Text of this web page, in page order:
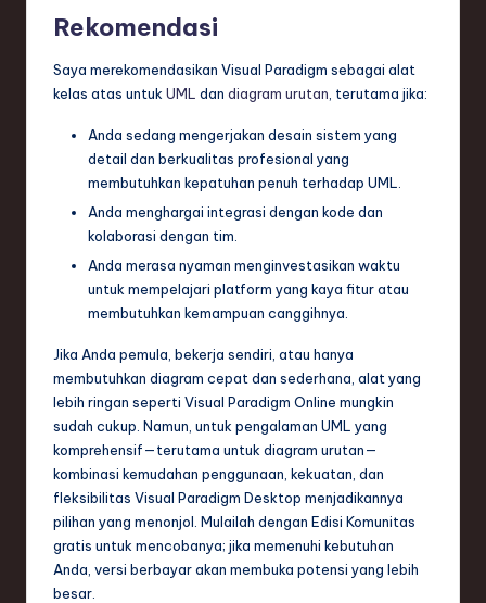
Rekomendasi
Saya merekomendasikan Visual Paradigm sebagai alat
kelas atas untuk UML dan diagram urutan , terutama jika:
Anda sedang mengerjakan desain sistem yang
detail dan berkualitas profesional yang
membutuhkan kepatuhan penuh terhadap UML.
Anda menghargai integrasi dengan kode dan
kolaborasi dengan tim.
Anda merasa nyaman menginvestasikan waktu
untuk mempelajari platform yang kaya fitur atau
membutuhkan kemampuan canggihnya.
Jika Anda pemula, bekerja sendiri, atau hanya
membutuhkan diagram cepat dan sederhana, alat yang
lebih ringan seperti Visual Paradigm Online mungkin
sudah cukup. Namun, untuk pengalaman UML yang
komprehensif—terutama untuk diagram urutan—
kombinasi kemudahan penggunaan, kekuatan, dan
fleksibilitas Visual Paradigm Desktop menjadikannya
pilihan yang menonjol. Mulailah dengan Edisi Komunitas
gratis untuk mencobanya; jika memenuhi kebutuhan
Anda, versi berbayar akan membuka potensi yang lebih
besar.